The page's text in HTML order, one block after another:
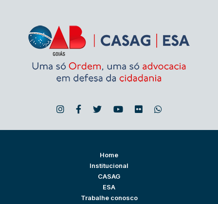
Home
Institucional
CASAG
ESA
Trabalhe conosco